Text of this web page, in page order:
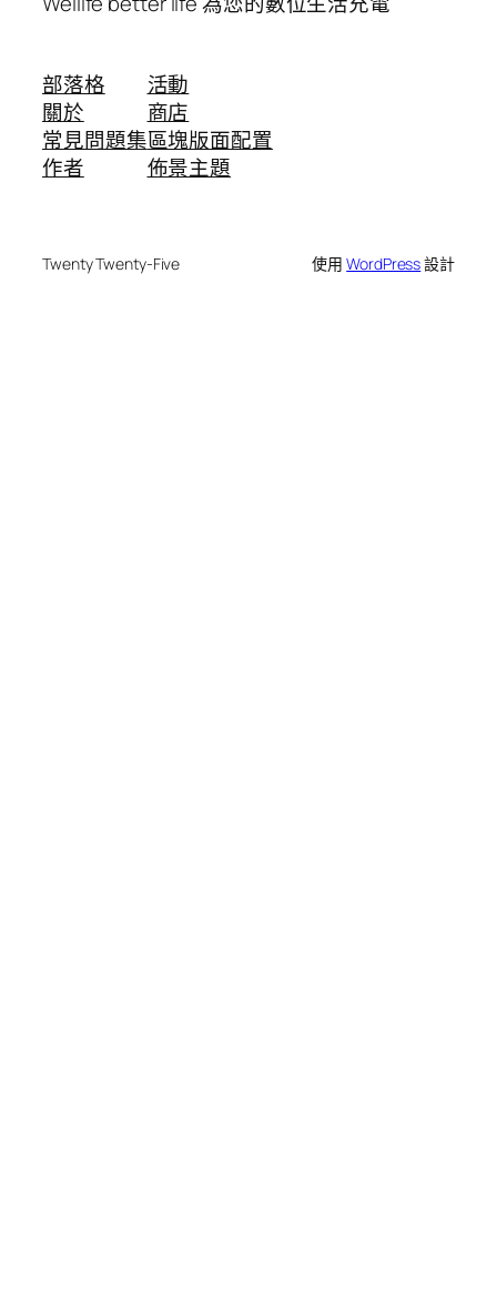
部落格
關於
常見問題集
作者
活動
商店
區塊版面配置
佈景主題
Twenty Twenty-Five 使用WordPress設計